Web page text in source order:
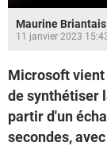
Maurine Briantais
11 janvier 2023
Microsoft vient
de synthétiser
partir d'un
secondes,